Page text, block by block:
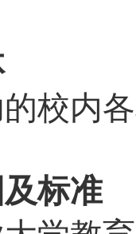
校内
标准